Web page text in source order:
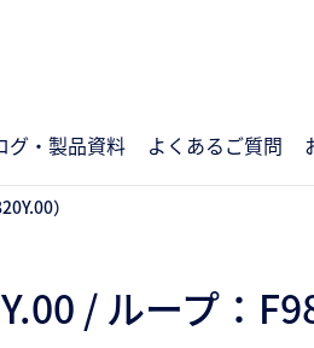
グ・製品資料 よくあるご質問
）
/ ループ：